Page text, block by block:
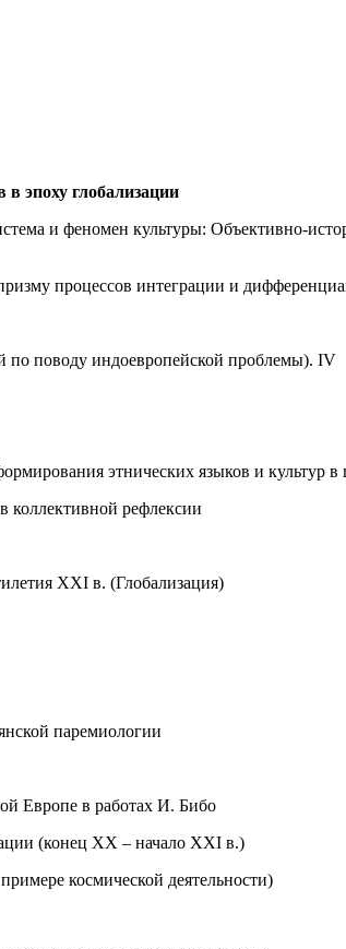
эпоху глобализации
и феномен культуры: Объективно-
процессов интеграции и
по поводу индоевропейской проблемы). IV
этнических языков и культур
рефлексии
XXI в. (Глобализация)
паремиологии
Европе в работах И. Бибо
(конец XX – начало XXI в.)
космической деятельности)